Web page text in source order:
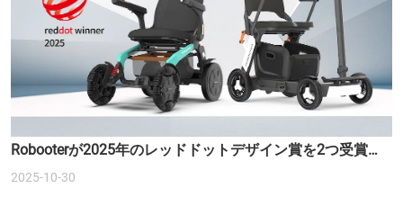
Robooterが2025年のレッドドットデザイン賞を2つ受賞
し、スマートモビリティの未来を再定義しました。
2025-10-30